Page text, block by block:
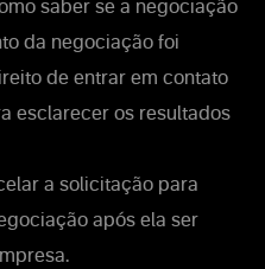
saber se a negociação
da negociação foi
de entrar em contato
esclarecer os resultados
a solicitação para
após ela ser